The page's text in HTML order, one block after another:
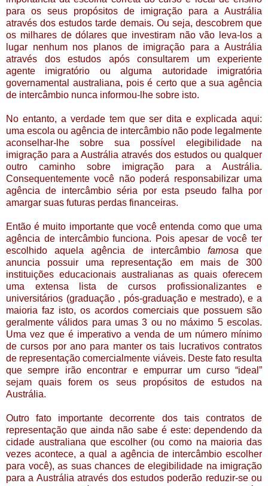
para os seus propósitos de imigração para a Austrália
através dos estudos tarde demais. Ou seja, descobrem que
os milhares de dólares que investiram não vão leva-los a
lugar nenhum nos planos de imigração para a Austrália
através dos estudos após consultarem um experiente
agente imigratório ou alguma autoridade imigratória
governamental australiana, pois é certo que a sua agência
de intercâmbio nunca informou-lhe sobre isto.
No entanto, a verdade tem que ser dita e explicada aqui:
uma escola ou agência de intercâmbio não pode legalmente
aconselhar-lhe sobre sua possível elegibilidade na
imigração para a Austrália através dos estudos ou qualquer
outro caminho sobre imigração para a Austrália.
Consequentemente você não poderá responsabilizar uma
agência de intercâmbio séria por esta pseudo falha por
amargar suas futuras perdas financeiras.
Então é muito importante que você entenda como que uma
agência de intercâmbio funciona. Pois apesar de você ter
escolhido aquela agência de intercâmbio famosa que
anuncia possuir uma representação em mais de 300
instituições educacionais australianas as quais oferecem
uma extensa lista de cursos profissionalizantes e
universitários (graduação , pós-graduação e mestrado), e a
maioria faz isto, os acordos comerciais que possuem são
geralmente válidos para umas 3 ou no máximo 5 escolas.
Uma vez que é imperativo a venda de um número mínimo
de cursos por ano para manter os tais lucrativos contratos
de representação comercialmente viáveis. Deste fato resulta
que sempre irão encontrar e empurrar um curso “ideal”
sejam quais forem os seus propósitos de estudos na
Austrália.
Outro fato importante decorrente dos tais contratos de
representação que ainda não sabe é este: dependendo da
cidade australiana que escolher (ou como na maioria das
vezes acontece, a qual a agência de intercâmbio escolher
para você), as suas chances de elegibilidade na imigração
para a Austrália através dos estudos poderão reduzir-se ou